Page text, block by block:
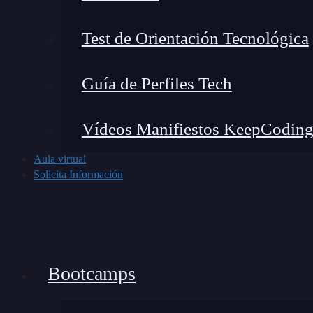
Test de Orientación Tecnológica
Guía de Perfiles Tech
Vídeos Manifiestos KeepCoding
Aula virtual
Solicita Información
Bootcamps